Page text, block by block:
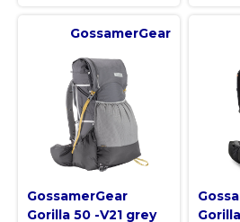
GossamerGear
GossamerGear
Gorilla 50 -V21 grey